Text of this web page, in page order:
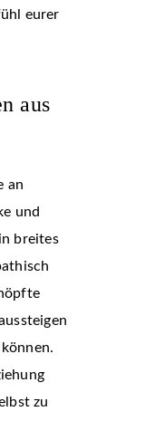
eurer
aus
an
und
breites
zu